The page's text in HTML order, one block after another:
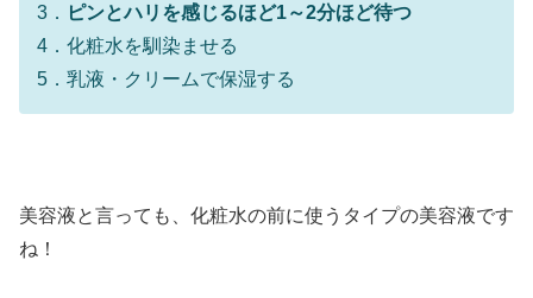
3． ピンとハリを感じるほど1～2分ほど待つ
4．化粧水を馴染ませる
5．乳液・クリームで保湿する
美容液と言っても、化粧水の前に使うタイプの美容液です
ね！